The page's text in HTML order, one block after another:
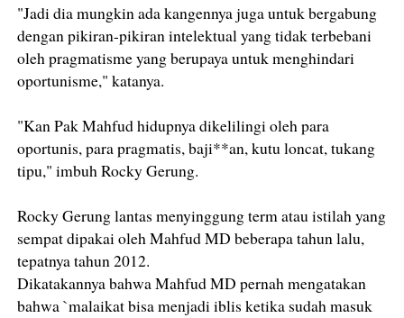
"Jadi dia mungkin ada kangennya juga untuk bergabung
dengan pikiran-pikiran intelektual yang tidak terbebani
oleh pragmatisme yang berupaya untuk menghindari
oportunisme," katanya.
"Kan Pak Mahfud hidupnya dikelilingi oleh para
oportunis, para pragmatis, baji**an, kutu loncat, tukang
tipu," imbuh Rocky Gerung.
Rocky Gerung lantas menyinggung term atau istilah yang
sempat dipakai oleh Mahfud MD beberapa tahun lalu,
tepatnya tahun 2012.
Dikatakannya bahwa Mahfud MD pernah mengatakan
bahwa `malaikat bisa menjadi iblis ketika sudah masuk